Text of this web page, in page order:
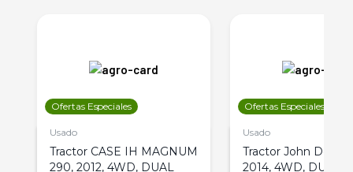
Ofertas Especiales
Usado
Tractor CASE IH MAGNUM
290, 2012, 4WD, DUAL
Ofertas Especiales
Usado
Tractor John Deere
2014, 4WD, DUAL